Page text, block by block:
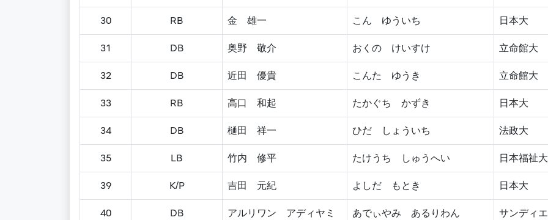
30 RB 金 雄一 こん ゆういち 日本大
31 DB 奥野 敬介 おくの けいすけ 立命館大
32 DB 近田 優貴 こんた ゆうき 立命館大
33 RB 高口 和起 たかぐち かずき 日本大
34 DB 樋田 祥一 ひだ しょういち 法政大
35 LB 竹内 修平 たけうち しゅうへい 日本福祉大
39 K/P 吉田 元紀 よしだ もとき 日本大
40 DB アルリワン アディヤミ あでぃやみ あるりわん サンディ